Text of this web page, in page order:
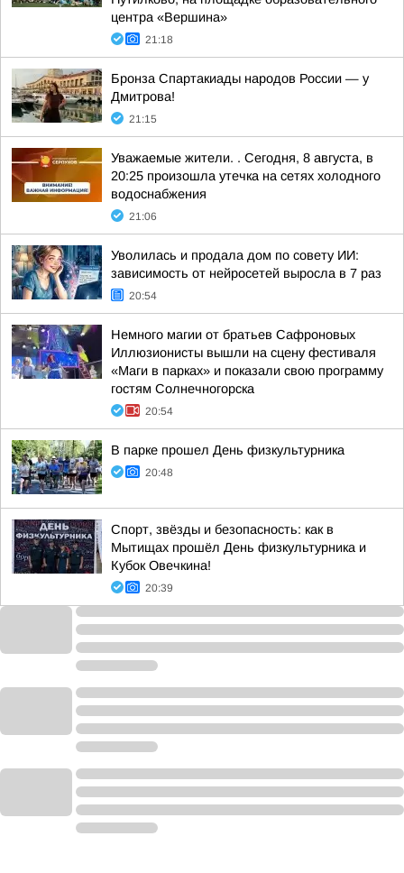
центра «Вершина»
21:18
Бронза Спартакиады народов России — у
Дмитрова!
21:15
Уважаемые жители. . Сегодня, 8 августа, в
20:25 произошла утечка на сетях холодного
водоснабжения
21:06
Уволилась и продала дом по совету ИИ:
зависимость от нейросетей выросла в 7 раз
20:54
Немного магии от братьев Сафроновых
Иллюзионисты вышли на сцену фестиваля
«Маги в парках» и показали свою программу
гостям Солнечногорска
20:54
В парке прошел День физкультурника
20:48
Спорт, звёзды и безопасность: как в
Мытищах прошёл День физкультурника и
Кубок Овечкина!
20:39